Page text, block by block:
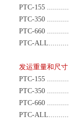
PTC-155
PTC-350
PTC-660
PTC-
发运重量和尺寸
PTC-155
PTC-350
PTC-660
PTC-